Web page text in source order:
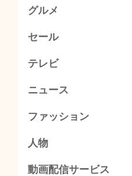
グルメ
セール
テレビ
ニュース
ファッション
人物
動画配信サービス